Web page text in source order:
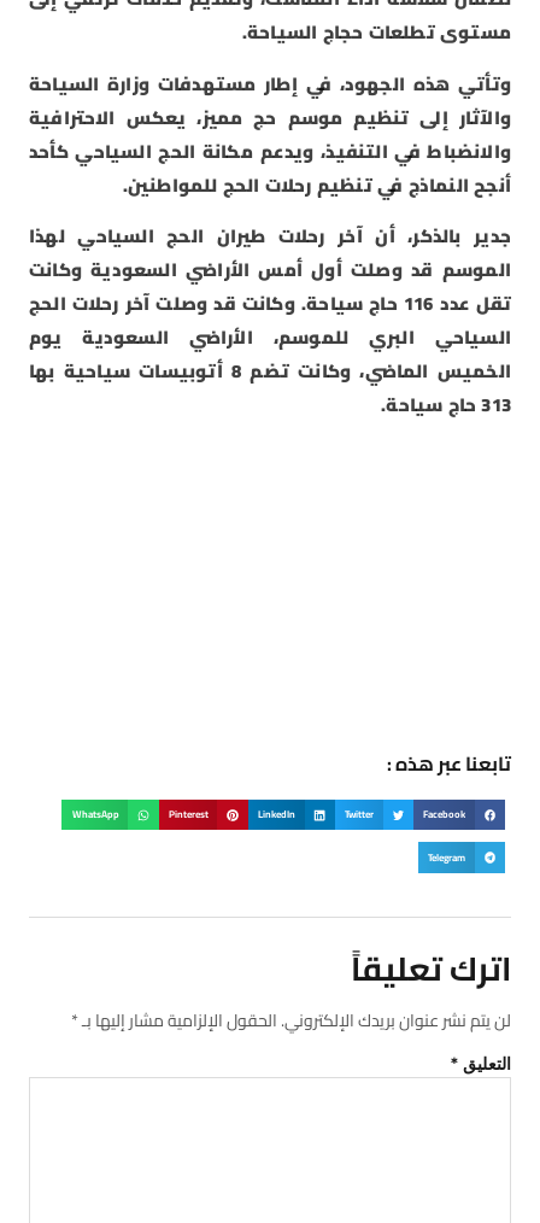
مستوى تطلعات حجاج السياحة.
وتأتي هذه الجهود، في إطار مستهدفات وزارة السياحة
والآثار إلى تنظيم موسم حج مميز، يعكس الاحترافية
والانضباط في التنفيذ، ويدعم مكانة الحج السياحي كأحد
أنجح النماذج في تنظيم رحلات الحج للمواطنين.
جدير بالذكر، أن آخر رحلات طيران الحج السياحي لهذا
الموسم قد وصلت أول أمس الأراضي السعودية وكانت
تقل عدد 116 حاج سياحة. وكانت قد وصلت آخر رحلات الحج
السياحي البري للموسم، الأراضي السعودية يوم
الخميس الماضي، وكانت تضم 8 أتوبيسات سياحية بها
313 حاج سياحة.
تابعنا عبر هذه :
Facebook
Twitter
LinkedIn
Pinterest
WhatsApp
Telegram
اترك تعليقاً
لن يتم نشر عنوان بريدك الإلكتروني.الحقول الإلزامية مشار إليها بـ*
التعليق *